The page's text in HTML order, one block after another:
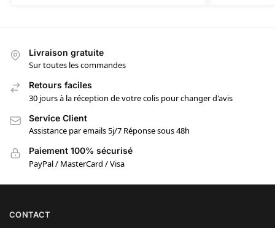
Livraison gratuite
Sur toutes les commandes
Retours faciles
30 jours à la réception de votre colis pour changer d'avis
Service Client
Assistance par emails 5j/7 Réponse sous 48h
Paiement 100% sécurisé
PayPal / MasterCard / Visa
CONTACT